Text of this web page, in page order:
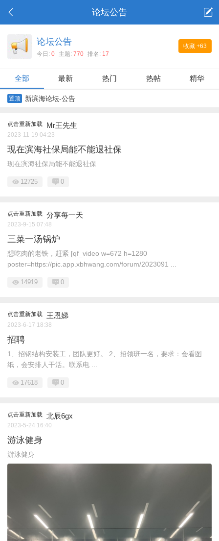
论坛公告
收藏 +63
论坛公告
今日: 0 主题: 770 排名: 17
全部 最新 热门 热帖 精华
置顶 新滨海论坛-公告
点击重新加载 Mr王先生
2023-11-19 04:23
现在滨海社保局能不能退社保
现在滨海社保局能不能退社保
12725 0
点击重新加载 分享每一天
2023-9-15 07:48
三菜一汤锅炉
想吃肉的老铁，赶紧 [qf_video w=672 h=1280
poster=https://pic.app.xbhwang.com/forum/2023091 ...
14919 0
点击重新加载 王恩娣
2023-6-17 18:38
招聘
1、招钢结构安装工，团队更好。 2、招领班一名，要求：会看图
纸，会安排人干活。联系电 ...
17618 0
点击重新加载 北辰6gx
2023-5-24 16:40
游泳健身
游泳健身